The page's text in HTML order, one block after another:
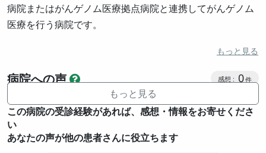
病院またはがんゲノム医療拠点病院と連携してがんゲノム
医療を行う病院です。
もっと見る
病院への声 感想投稿
0
もっと見る
この病院の受診経験があれば、感想・情報をお寄せくださ
い
あなたの声が他の患者さんに役立ちます